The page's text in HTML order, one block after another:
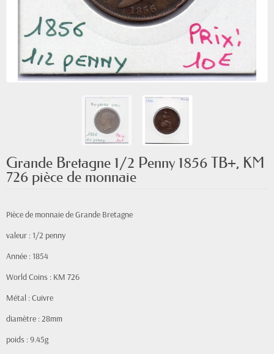
Grande Bretagne 1/2 Penny 1856 TB+, KM
726 pièce de monnaie
Pièce de monnaie de Grande Bretagne
valeur : 1/2 penny
Année : 1854
World Coins : KM 726
Métal : Cuivre
diamètre : 28mm
poids : 9.45g